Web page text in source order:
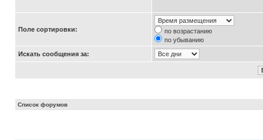
Поле сортировки:
по возрастанию
по убыванию
Искать сообщения за:
Список форумов